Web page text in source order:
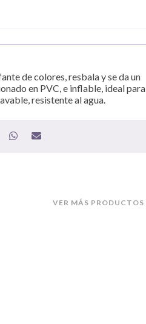
de colores, resbala y se da un
en PVC, e inflable, ideal para
resistente al agua.
VER MÁS PRODUCTOS